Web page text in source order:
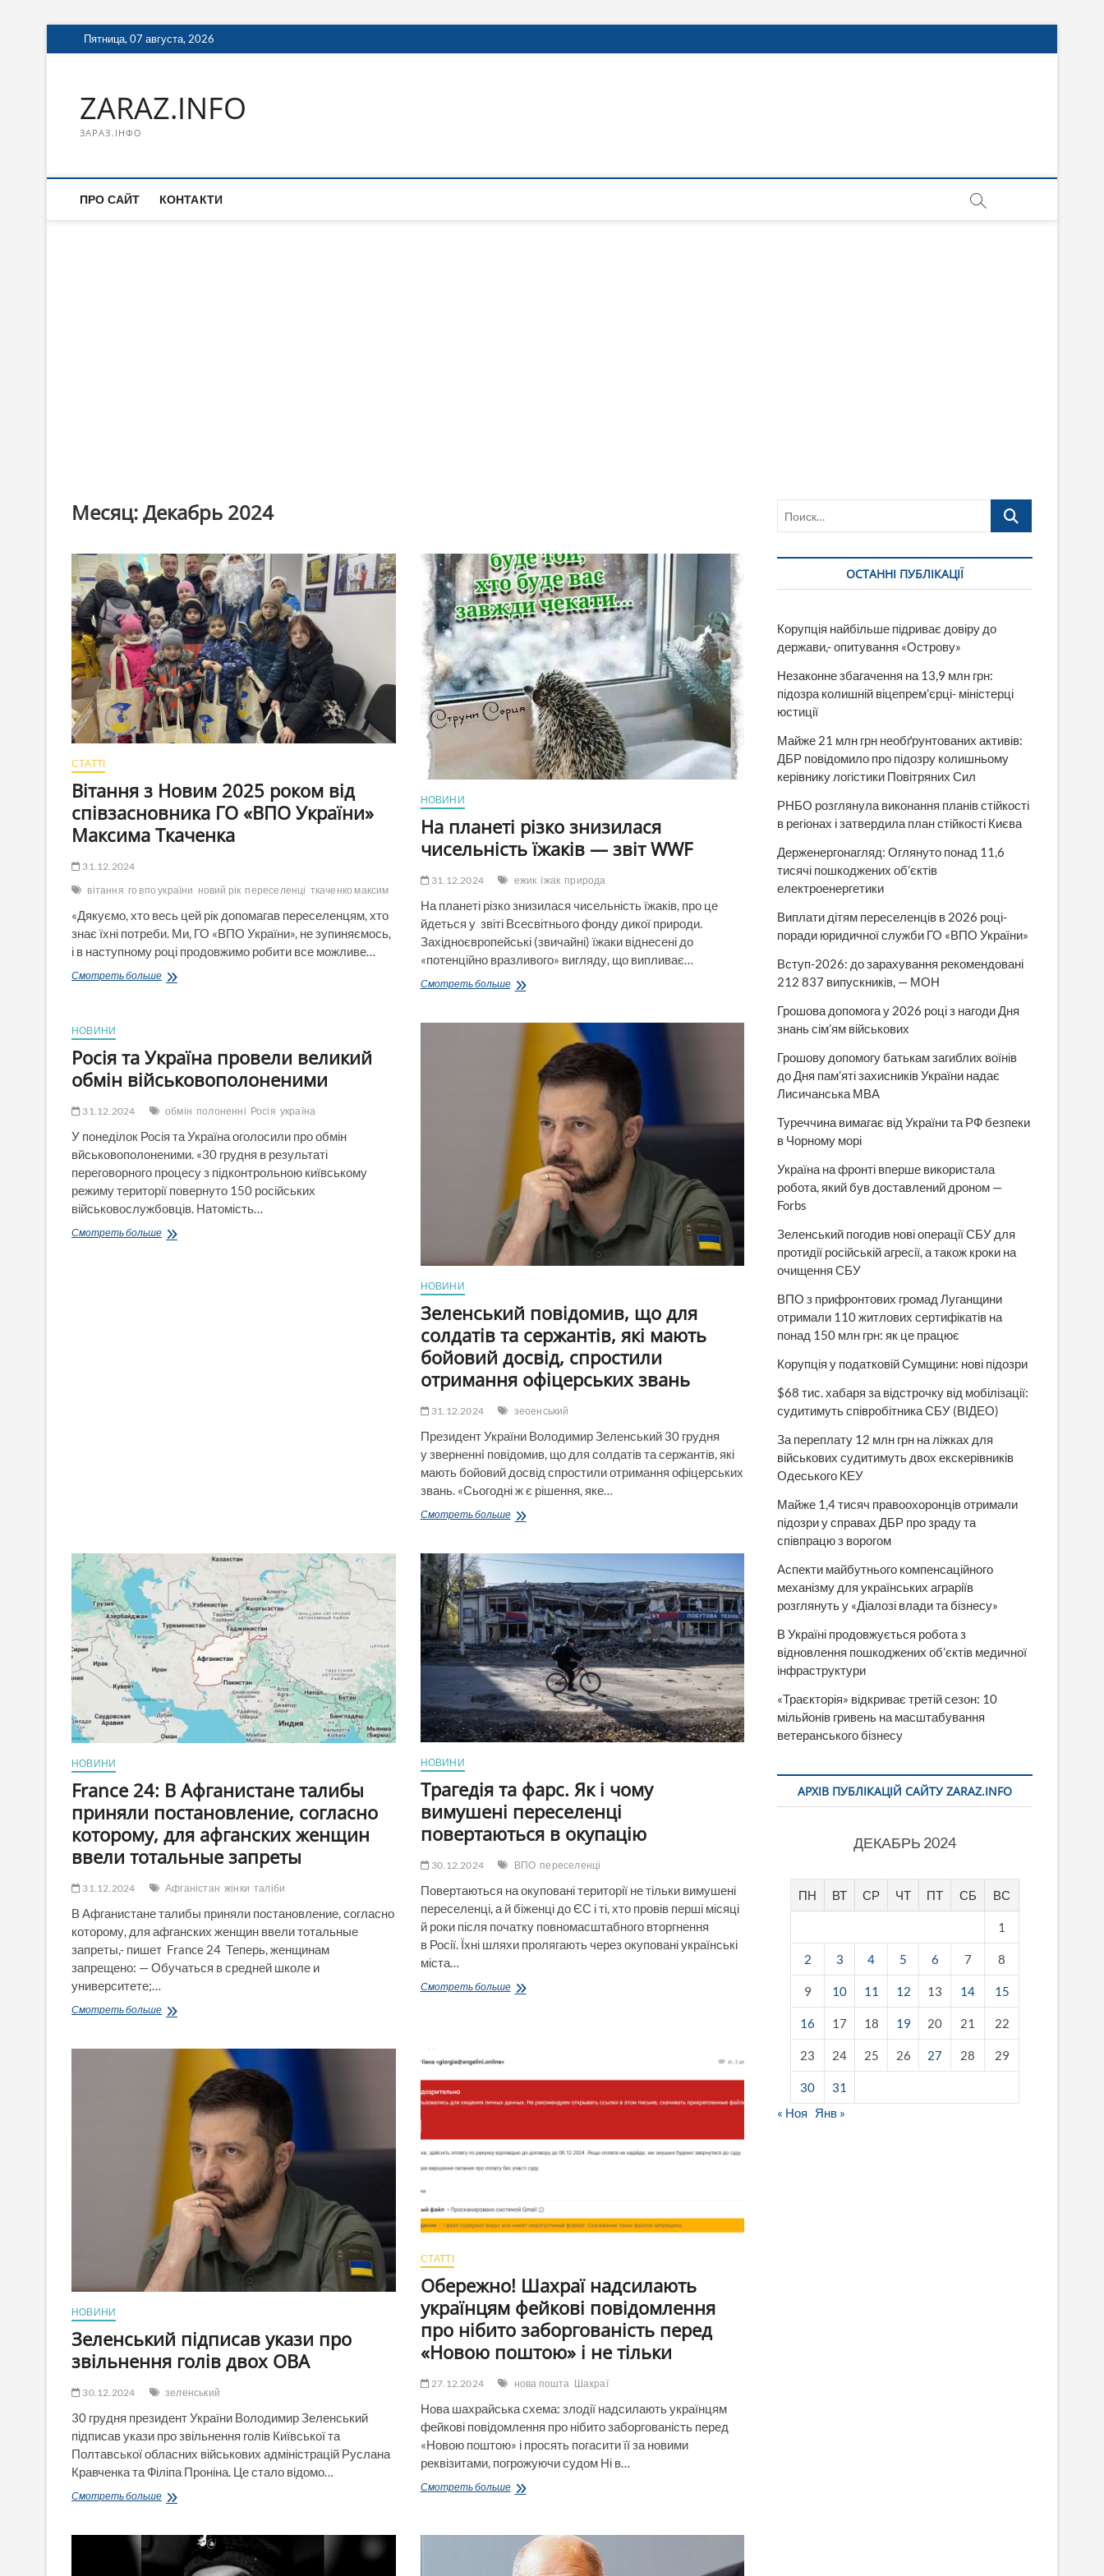
Перейти
к
Пятница, 07 августа, 2026
ZARAZ.INFO
ЗАРАЗ.ІНФО
ПРО САЙТ КОНТАКТИ
Месяц:Декабрь 2024
СТАТТІ
Вітання з Новим 2025 роком від
співзасновника ГО «ВПО України»
Максима Ткаченка
31.12.2024
вітання го впо україни новий рік переселенці ткаченко максим
«Дякуємо, хто весь цей рік допомагав переселенцям, хто
знає їхні потреби. Ми, ГО «ВПО України», не зупиняємось,
і в наступному році продовжимо робити все можливе…
Смотреть большеВітання
співзасновника
ГО
України»
Ткаченка
НОВИНИ
На планеті різко знизилася
чисельність їжаків — звіт WWF
31.12.2024 ежик їжак природа
На планеті різко знизилася чисельність їжаків, про це
йдеться у звіті Всесвітнього фонду дикої природи.
Західноєвропейські (звичайні) їжаки віднесені до
«потенційно вразливого» вигляду, що випливає…
Смотреть большеНа
НОВИНИ
Росія та Україна провели великий
обмін військовополоненими
31.12.2024 обмін полоненні Росія україна
У понеділок Росія та Україна оголосили про обмін
вйськовополоненими. «30 грудня в результаті
переговорного процесу з підконтрольною київському
режиму території повернуто 150 російських
військовослужбовців. Натомість…
Смотреть большеРосія
НОВИНИ
Зеленський повідомив, що для
солдатів та сержантів, які мають
бойовий досвід, спростили
отримання офіцерських звань
31.12.2024 зеоенський
Президент України Володимир Зеленський 30 грудня
у зверненнi повідомив, що для солдатів та сержантів, які
мають бойовий досвід спростили отримання офіцерських
звань. «Сьогодні ж є рішення, яке…
Смотреть большеЗеленський
для
та
сержантів,
які
мають
бойовий
досвід,
спростили
отримання
офіцерських
звань
НОВИНИ
France 24: В Афганистане талибы
приняли постановление, согласно
которому, для афганских женщин
ввели тотальные запреты
31.12.2024 Афганістан жінки таліби
В Афганистане талибы приняли постановление, согласно
которому, для афганских женщин ввели тотальные
запреты,- пишет France 24 Теперь, женщинам
запрещено: — Обучаться в средней школе и
университете;…
Смотреть большеFrance
Афганистане
приняли
постановление,
согласно
которому,
афганских
женщин
тотальные
запреты
НОВИНИ
Трагедія та фарс. Як і чому
вимушені переселенці
повертаються в окупацію
30.12.2024 ВПО переселенці
Повертаються на окуповані території не тільки вимушені
переселенці, а й біженці до ЄС і ті, хто провів перші місяці
й роки після початку повномасштабного вторгнення
в Росії. Їхні шляхи пролягають через окуповані українські
міста…
Смотреть большеТрагедія
НОВИНИ
Зеленський підписав укази про
звільнення голів двох ОВА
30.12.2024 зеленський
30 грудня президент України Володимир Зеленський
підписав укази про звільнення голів Київської та
Полтавської обласних військових адміністрацій Руслана
Кравченка та Філіпа Проніна. Це стало відомо…
Смотреть большеЗеленський
про
звільнення
голів
СТАТТІ
Обережно! Шахраї надсилають
українцям фейкові повідомлення
про нібито заборгованість перед
«Новою поштою» і не тільки
27.12.2024 нова пошта Шахраї
Нова шахрайська схема: злодії надсилають українцям
фейкові повідомлення про нібито заборгованість перед
«Новою поштою» і просять погасити її за новими
реквізитами, погрожуючи судом Ні в…
Смотреть большеОбережно!
фейкові
повідомлення
Поиск…
ОСТАННІ ПУБЛІКАЦІЇ
Корупція найбільше підриває довіру до
держави,- опитування «Острову»
Незаконне збагачення на 13,9 млн грн:
підозра колишній віцепрем’єрці- міністерці
юстиції
Майже 21 млн грн необґрунтованих активів:
ДБР повідомило про підозру колишньому
керівнику логістики Повітряних Сил
РНБО розглянула виконання планів стійкості
в регіонах і затвердила план стійкості Києва
Держенергонагляд: Оглянуто понад 11,6
тисячі пошкоджених об’єктів
електроенергетики
Виплати дітям переселенців в 2026 році-
поради юридичної служби ГО «ВПО України»
Вступ-2026: до зарахування рекомендовані
212 837 випускників, — МОН
Грошова допомога у 2026 році з нагоди Дня
знань сім’ям військових
Грошову допомогу батькам загиблих воїнів
до Дня пам’яті захисників України надає
Лисичанська МВА
Туреччина вимагає від України та РФ безпеки
в Чорному морі
Україна на фронті вперше використала
робота, який був доставлений дроном —
Forbs
Зеленський погодив нові операції СБУ для
протидії російській агресії, а також кроки на
очищення СБУ
ВПО з прифронтових громад Луганщини
отримали 110 житлових сертифікатів на
понад 150 млн грн: як це працює
Корупція у податковій Сумщини: нові підозри
$68 тис. хабаря за відстрочку від мобілізації:
судитимуть співробітника СБУ (ВІДЕО)
За переплату 12 млн грн на ліжках для
військових судитимуть двох екскерівників
Одеського КЕУ
Майже 1,4 тисяч правоохоронців отримали
підозри у справах ДБР про зраду та
співпрацю з ворогом
Аспекти майбутнього компенсаційного
механізму для українських аграріїв
розглянуть у «Діалозі влади та бізнесу»
В Україні продовжується робота з
відновлення пошкоджених об’єктів медичної
інфраструктури
«Траєкторія» відкриває третій сезон: 10
мільйонів гривень на масштабування
ветеранського бізнесу
АРХІВ ПУБЛІКАЦІЙ САЙТУ ZARAZ.INFO
ДЕКАБРЬ 2024
ПН ВТ СР ЧТ ПТ СБ ВС
1
2 3 4 5 6 7 8
9 10 11 12 13 14 15
16 17 18 19 20 21 22
23 24 25 26 27 28 29
30
31
« Ноя
Янв »